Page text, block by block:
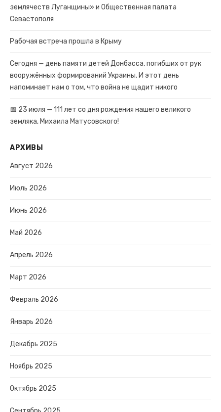
землячеств Луганщины» и Общественная палата
Севастополя
Рабочая встреча прошла в Крыму
Сегодня — день памяти детей Донбасса, погибших от рук
вооружённых формирований Украины. И этот день
напоминает нам о том, что война не щадит никого
📅 23 июля — 111 лет со дня рождения нашего великого
земляка, Михаила Матусовского!
АРХИВЫ
Август 2026
Июль 2026
Июнь 2026
Май 2026
Апрель 2026
Март 2026
Февраль 2026
Январь 2026
Декабрь 2025
Ноябрь 2025
Октябрь 2025